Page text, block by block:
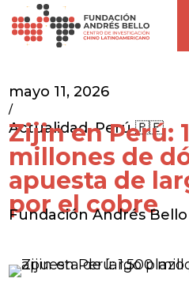
mayo 11, 2026
/
Actualidad,Perú 🇵🇪
Zijin en Perú:
millones de
apuesta de
por el cobre
Fundación Andrés Bello